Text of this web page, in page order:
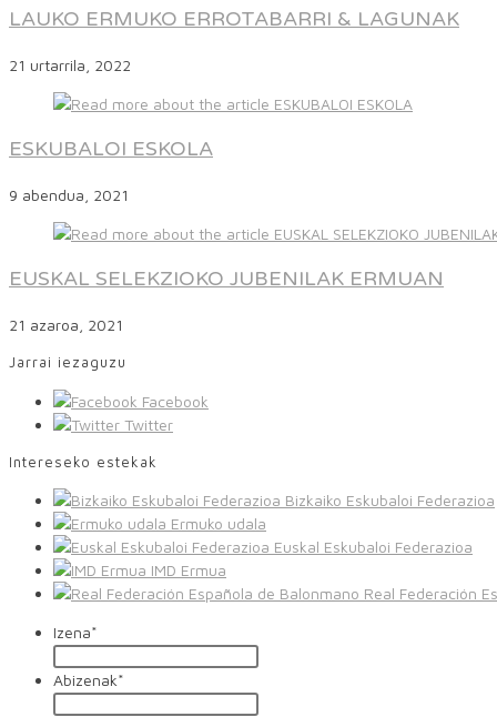
LAUKO ERMUKO ERROTABARRI & LAGUNAK
21 urtarrila, 2022
ESKUBALOI ESKOLA
9 abendua, 2021
EUSKAL SELEKZIOKO JUBENILAK ERMUAN
21 azaroa, 2021
Jarrai iezaguzu
Facebook
Twitter
Intereseko estekak
Bizkaiko Eskubaloi Federazioa
Ermuko udala
Euskal Eskubaloi Federazioa
IMD Ermua
Real Federación
Izena*
Abizenak*